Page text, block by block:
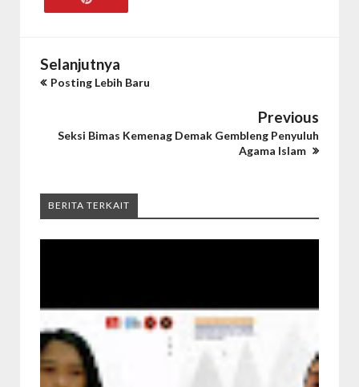
Selanjutnya
Posting Lebih Baru
Previous
Seksi Bimas Kemenag Demak Gembleng Penyuluh
Agama Islam
BERITA TERKAIT